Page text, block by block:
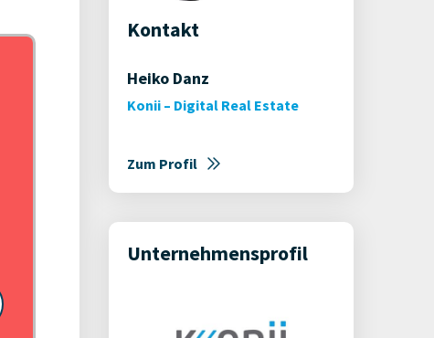
Kontakt
Heiko Danz
Konii – Digital Real Estate
Zum Profil
Unternehmensprofil